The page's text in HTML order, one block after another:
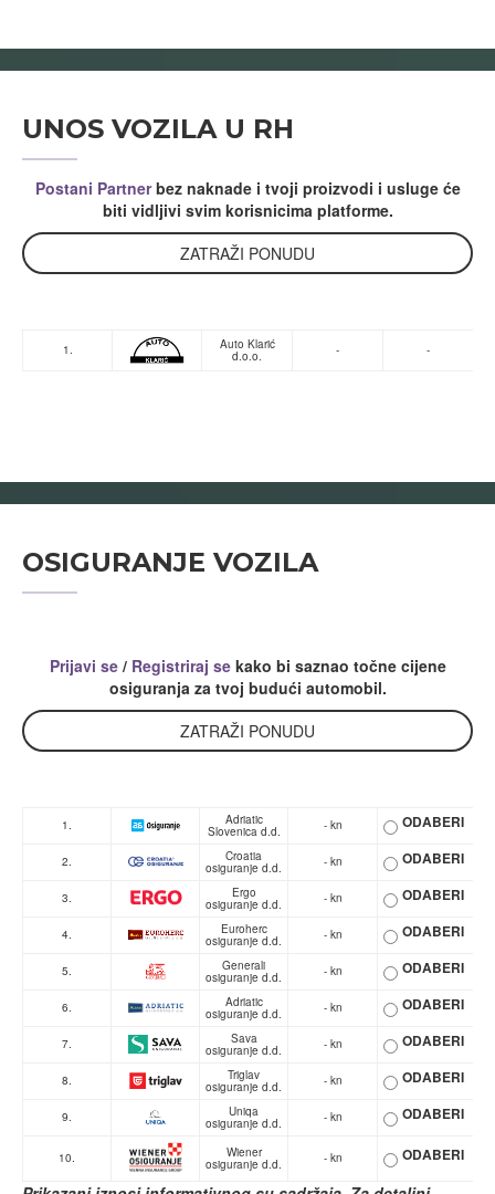
UNOS VOZILA U RH
Postani Partnerbez naknade i tvoji proizvodi i usluge će
biti vidljivi svim korisnicima platforme.
ZATRAŽI PONUDU
1. Auto Klarić
d.o.o. - -
OSIGURANJE VOZILA
Prijavi se/ Registriraj sekako bi saznao točne cijene
osiguranja za tvoj budući automobil.
ZATRAŽI PONUDU
1. Adriatic
Slovenica d.d. - kn ODABERI
2. Croatia
osiguranje d.d. - kn ODABERI
3. Ergo
osiguranje d.d. - kn ODABERI
4. Euroherc
osiguranje d.d. - kn ODABERI
5. Generali
osiguranje d.d. - kn ODABERI
6. Adriatic
osiguranje d.d. - kn ODABERI
7. Sava
osiguranje d.d. - kn ODABERI
8. Triglav
osiguranje d.d. - kn ODABERI
9. Uniqa
osiguranje d.d. - kn ODABERI
10. Wiener
osiguranje d.d. - kn ODABERI